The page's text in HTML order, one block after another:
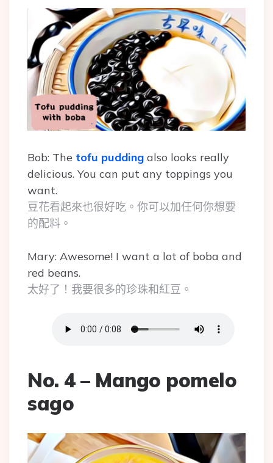
Bob: The tofu pudding also looks really
delicious. You can put any toppings you
want.
豆花看起來也很好吃。你可以加任何你想要
的配料。
Mary: Awesome! I want a lot of boba and
red beans.
太好了！我要很多的珍珠和紅豆。
No. 4 – Mango pomelo
sago